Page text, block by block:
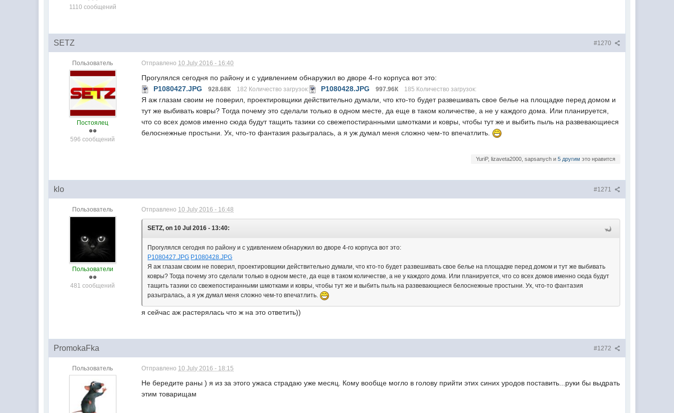
1110 сообщений
#1270
SETZ
Пользователь
Постоялец
596 сообщений
Отправлено 10 July 2016 - 16:40
Прогулялся сегодня по району и с удивлением обнаружил во дворе 4-го корпуса вот это:
P1080427.JPG
928.68К 182 Количество загрузок: P1080428.JPG 997.96К 185 Количество загрузок:
Я аж глазам своим не поверил, проектировщики действительно думали, что кто-то будет развешивать свое белье на площадке перед домом и
тут же выбивать ковры? Тогда почему это сделали только в одном месте, да еще в таком количестве, а не у каждого дома. Или планируется,
что со всех домов именно сюда будут тащить тазики со свежепостиранными шмотками и ковры, чтобы тут же и выбить пыль на развевающиеся
белоснежные простыни. Ух, что-то фантазия разыгралась, а я уж думал меня сложно чем-то впечатлить.
YuriP, lizaveta2000, sapsanych и 5 другим это нравится
#1271
klo
Пользователь
Пользователи
481 сообщений
Отправлено 10 July 2016 - 16:48
SETZ, on 10 Jul 2016 - 13:40:
Прогулялся сегодня по району и с удивлением обнаружил во дворе 4-го корпуса вот это:
P1080427.JPG P1080428.JPG
Я аж глазам своим не поверил, проектировщики действительно думали, что кто-то будет развешивать свое белье на площадке перед домом и тут же выбивать
ковры? Тогда почему это сделали только в одном месте, да еще в таком количестве, а не у каждого дома. Или планируется, что со всех домов именно сюда будут
тащить тазики со свежепостиранными шмотками и ковры, чтобы тут же и выбить пыль на развевающиеся белоснежные простыни. Ух, что-то фантазия
разыгралась, а я уж думал меня сложно чем-то впечатлить.
я сейчас аж растерялась что ж на это ответить))
#1272
PromokaFka
Пользователь Отправлено 10 July 2016 - 18:15
Не бередите раны ) я из за этого ужаса страдаю уже месяц. Кому вообще могло в голову прийти этих синих уродов поставить...руки бы выдрать
этим товарищам